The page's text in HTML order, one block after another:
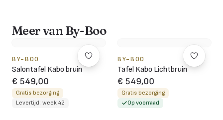
Meer van By-Boo
BY-BOO
Salontafel Kabo bruin
€ 549,00
Gratis bezorging
Levertijd: week 42
BY-BOO
Tafel Kabo Lichtbruin
€ 549,00
Gratis bezorging
Op voorraad